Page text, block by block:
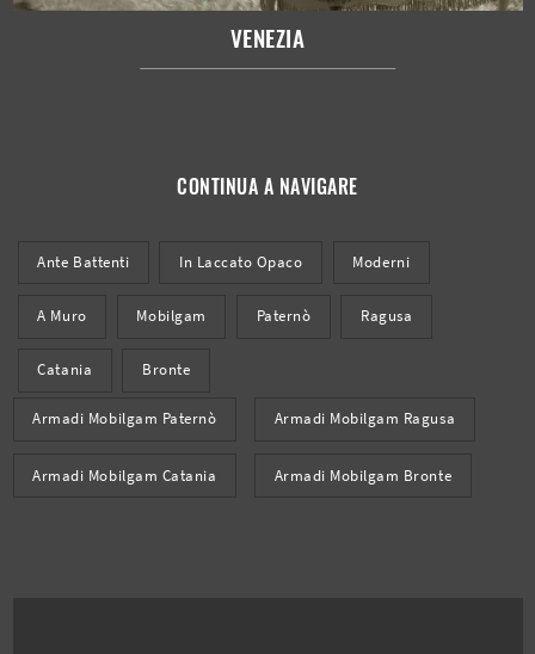
VENEZIA
CONTINUA A NAVIGARE
Ante Battenti In Laccato Opaco Moderni
A Muro Mobilgam Paternò Ragusa
Catania Bronte
Armadi Mobilgam Paternò Armadi Mobilgam Ragusa
Armadi Mobilgam Catania Armadi Mobilgam Bronte